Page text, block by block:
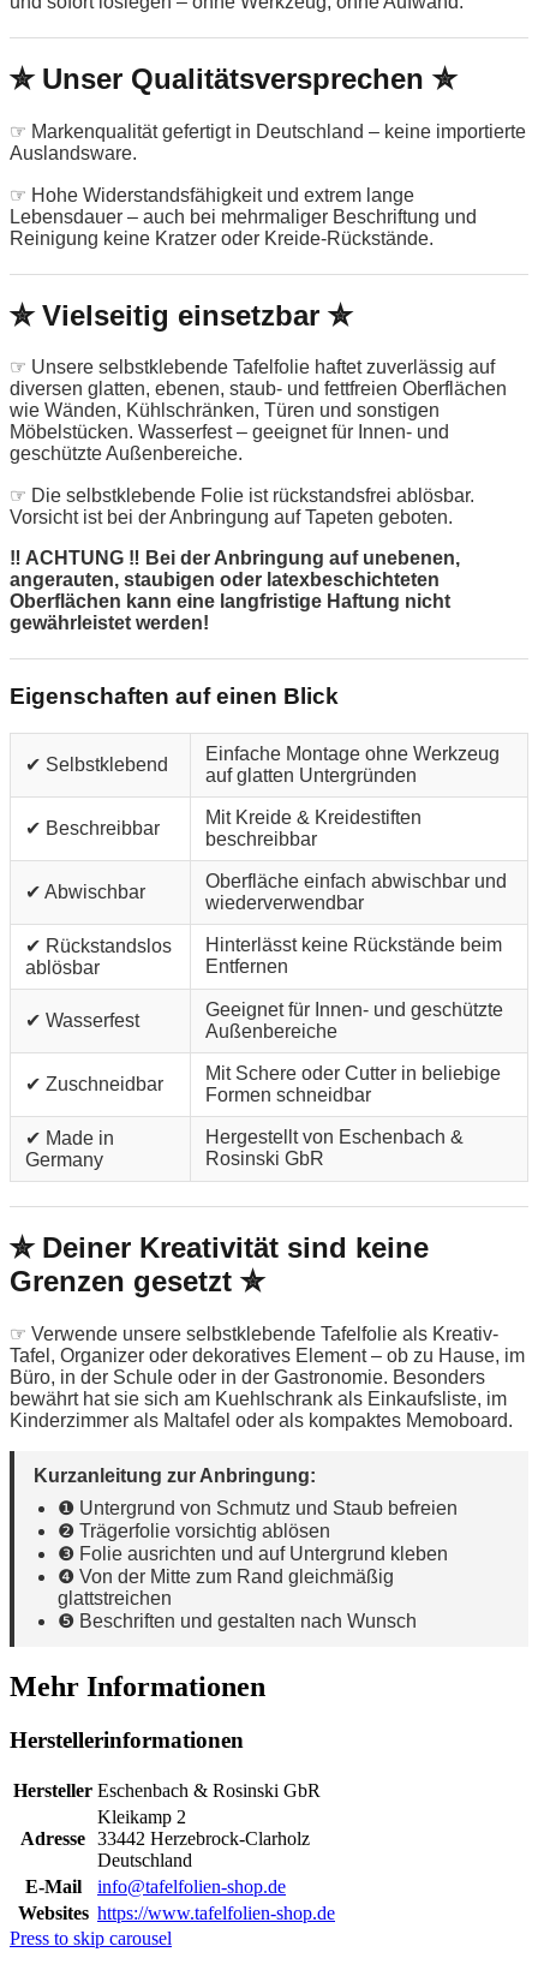
✮ Unser Qualitätsversprechen ✮
☞ Markenqualität gefertigt in Deutschland – keine importierte
Auslandsware.
☞ Hohe Widerstandsfähigkeit und extrem lange
Lebensdauer – auch bei mehrmaliger Beschriftung und
Reinigung keine Kratzer oder Kreide-Rückstände.
✮ Vielseitig einsetzbar ✮
☞ Unsere selbstklebende Tafelfolie haftet zuverlässig auf
diversen glatten, ebenen, staub- und fettfreien Oberflächen
wie Wänden, Kühlschränken, Türen und sonstigen
Möbelstücken. Wasserfest – geeignet für Innen- und
geschützte Außenbereiche.
☞ Die selbstklebende Folie ist rückstandsfrei ablösbar.
Vorsicht ist bei der Anbringung auf Tapeten geboten.
‼ ACHTUNG ‼ Bei der Anbringung auf unebenen,
angerauten, staubigen oder latexbeschichteten
Oberflächen kann eine langfristige Haftung nicht
gewährleistet werden!
Eigenschaften auf einen Blick
✔ Selbstklebend
Einfache Montage ohne Werkzeug
auf glatten Untergründen
✔ Beschreibbar
Mit Kreide & Kreidestiften
beschreibbar
✔ Abwischbar
Oberfläche einfach abwischbar und
wiederverwendbar
✔ Rückstandslos
ablösbar
Hinterlässt keine Rückstände beim
Entfernen
✔ Wasserfest
Geeignet für Innen- und geschützte
Außenbereiche
✔ Zuschneidbar
Mit Schere oder Cutter in beliebige
Formen schneidbar
✔ Made in
Germany
Hergestellt von Eschenbach &
Rosinski GbR
✮ Deiner Kreativität sind keine
Grenzen gesetzt ✮
☞ Verwende unsere selbstklebende Tafelfolie als Kreativ-
Tafel, Organizer oder dekoratives Element – ob zu Hause, im
Büro, in der Schule oder in der Gastronomie. Besonders
bewährt hat sie sich am Kuehlschrank als Einkaufsliste, im
Kinderzimmer als Maltafel oder als kompaktes Memoboard.
Kurzanleitung zur Anbringung:
❶ Untergrund von Schmutz und Staub befreien
❷ Trägerfolie vorsichtig ablösen
❸ Folie ausrichten und auf Untergrund kleben
❹ Von der Mitte zum Rand gleichmäßig
glattstreichen
❺ Beschriften und gestalten nach Wunsch
Mehr Informationen
Herstellerinformationen
Hersteller Eschenbach & Rosinski GbR
Adresse
Kleikamp 2
33442 Herzebrock-Clarholz
Deutschland
E-Mail
info@tafelfolien-shop.de
Websites https://www.tafelfolien-shop.de
Press to skip carousel